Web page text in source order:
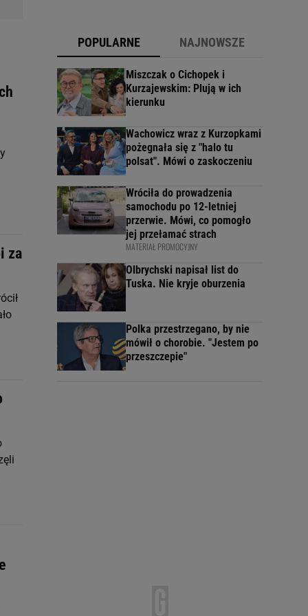
za
POPULARNE NAJNOWSZE
Miszczak o Cichopek i
Kurzajewskim: Plują w ich
kierunku
Wachowicz wraz z Kurzopkami
pożegnała się z "halo tu
polsat". Mówi o zaskoczeniu
Wróciła do prowadzenia
samochodu po 12-letniej
przerwie. Mówi, co pomogło
jej przełamać strach
MATERIAŁ PROMOCYJNY
Olbrychski napisał list do
Tuska. Nie kryje oburzenia
Polka przestrzegano, by nie
mówił o chorobie. "Jestem po
przeszczepie"